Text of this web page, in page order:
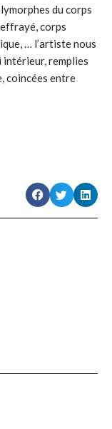
du corps
corps
… l’artiste nous
remplies
coincées entre